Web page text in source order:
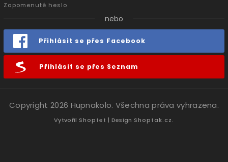
Zapomenuté heslo
nebo
Přihlásit se přes Facebook
Přihlásit se přes Seznam
Copyright 2026 Hupnakolo. Všechna práva vyhrazena.
Vytvořil Shoptet | Design Shoptak.cz.